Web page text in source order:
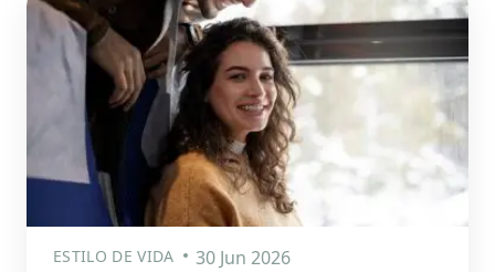
ESTILO DE VIDA 30 Jun 2026